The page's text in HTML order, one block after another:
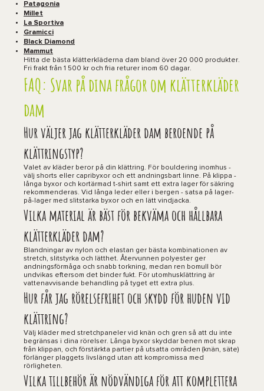
Patagonia
Millet
La Sportiva
Gramicci
Black Diamond
Mammut
Hitta de bästa klätterkläderna dam bland över 20 000 produkter.
Fri frakt från 1 500 kr och fria returer inom 60 dagar.
FAQ: Svar på dina frågor om klätterkläder
dam
Hur väljer jag klätterkläder dam beroende på
klättringstyp?
Valet av kläder beror på din klättring. För bouldering inomhus -
välj shorts eller capribyxor och ett andningsbart linne. På klippa -
långa byxor och kortärmad t-shirt samt ett extra lager för säkring
rekommenderas. Vid långa leder eller i bergen - satsa på lager-
på-lager med slitstarka byxor och en lätt vindjacka.
Vilka material är bäst för bekväma och hållbara
klätterkläder dam?
Blandningar av nylon och elastan ger bästa kombinationen av
stretch, slitstyrka och lätthet. Återvunnen polyester ger
andningsförmåga och snabb torkning, medan ren bomull bör
undvikas eftersom det binder fukt. För utomhusklättring är
vattenavvisande behandling på tyget ett extra plus.
Hur får jag rörelsefrihet och skydd för huden vid
klättring?
Välj kläder med stretchpaneler vid knän och gren så att du inte
begränsas i dina rörelser. Långa byxor skyddar benen mot skrap
från klippan, och förstärkta partier på utsatta områden (knän, säte)
förlänger plaggets livslängd utan att kompromissa med
rörligheten.
Vilka tillbehör är nödvändiga för att komplettera